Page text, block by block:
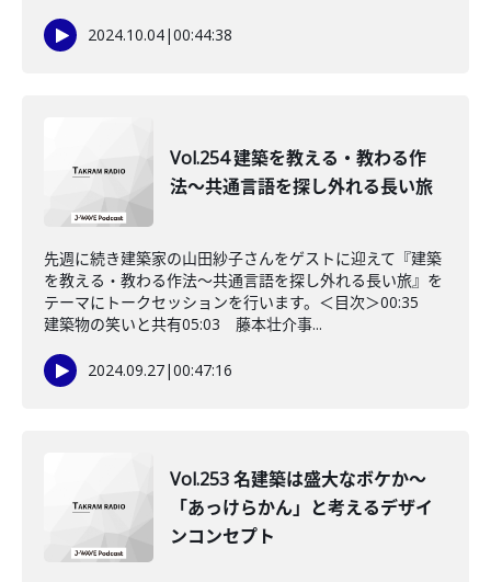
2024.10.04|00:44:38
Vol.254 建築を教える・教わる作
法〜共通言語を探し外れる長い旅
先週に続き建築家の山田紗子さんをゲストに迎えて『建築
を教える・教わる作法〜共通言語を探し外れる長い旅』を
テーマにトークセッションを行います。＜目次＞00:35
建築物の笑いと共有05:03 藤本壮介事...
2024.09.27|00:47:16
Vol.253 名建築は盛大なボケか〜
「あっけらかん」と考えるデザイ
ンコンセプト